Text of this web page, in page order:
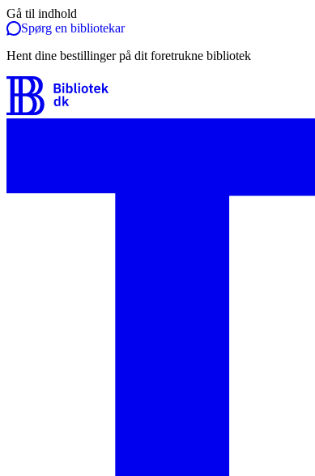
Gå til indhold
Spørg en bibliotekar
Hent dine bestillinger på dit foretrukne bibliotek